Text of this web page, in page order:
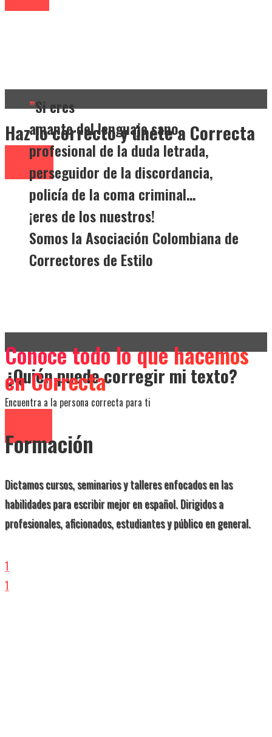
Haz lo correcto y únete a Correcta
Afiliate
¿Quién puede corregir mi texto?
Encuentra a la persona correcta para ti
1
1
”Si eres
amante del lenguaje sano,
profesional de la duda letrada,
perseguidor de la discordancia,
policía de la coma criminal…
¡eres de los nuestros!
Somos la Asociación Colombiana de
Correctores de Estilo
Conoce todo lo que hacemos
en Correcta
Formación
Dictamos cursos, seminarios y talleres enfocados en las
habilidades para escribir mejor en español. Dirigidos a
profesionales, aficionados, estudiantes y público en general.